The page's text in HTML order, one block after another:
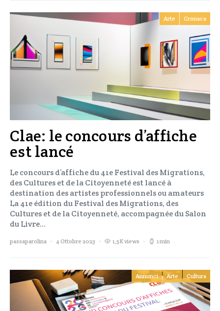
Arte Cronaca
Clae: le concours d’affiche
est lancé
Le concours d’affiche du 41e Festival des Migrations,
des Cultures et de la Citoyenneté est lancé à
destination des artistes professionnels ou amateurs
La 41e édition du Festival des Migrations, des
Cultures et de la Citoyenneté, accompagnée du Salon
du Livre…
passaparolina 4 Ottobre 2023 1,5K views 1 min
Annunci Arte Cultura